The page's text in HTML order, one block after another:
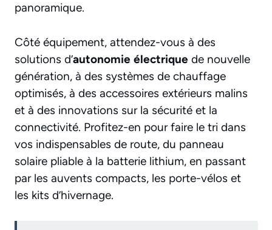
panoramique.
Côté équipement, attendez-vous à des
solutions d’autonomie électrique de nouvelle
génération, à des systèmes de chauffage
optimisés, à des accessoires extérieurs malins
et à des innovations sur la sécurité et la
connectivité. Profitez-en pour faire le tri dans
vos indispensables de route, du panneau
solaire pliable à la batterie lithium, en passant
par les auvents compacts, les porte-vélos et
les kits d’hivernage.